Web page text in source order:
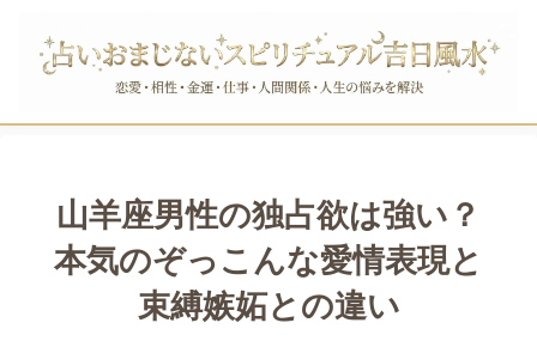
山羊座男性の独占欲は強い？
本気のぞっこんな愛情表現と
束縛嫉妬との違い